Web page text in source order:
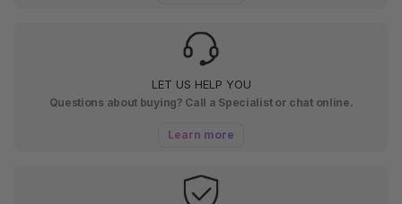
LET US HELP YOU
Questions about buying? Call a Specialist or chat online.
Learn more